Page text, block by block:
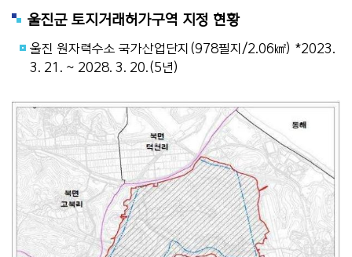
울진군 토지거래허가구역 지정 현황
울진 원자력수소 국가산업단지(978필지/2.06㎢) *2023.
3. 21. ~ 2028. 3. 20.(5년)